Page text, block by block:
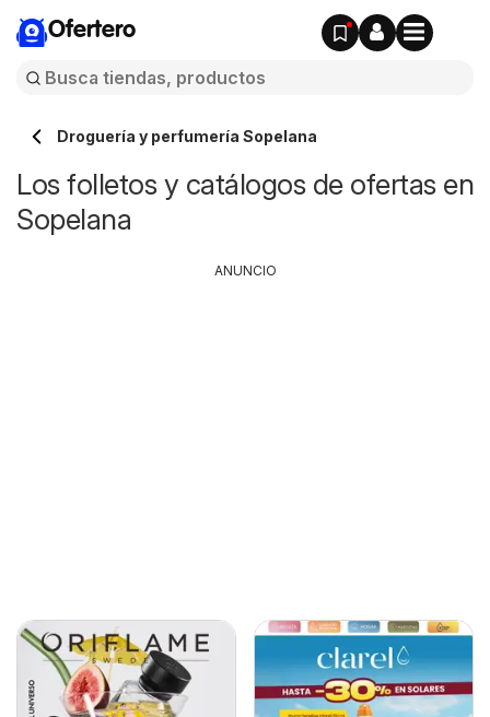
Ofertero
Droguería y perfumería Sopelana
Los folletos y catálogos de ofertas en
Sopelana
ANUNCIO